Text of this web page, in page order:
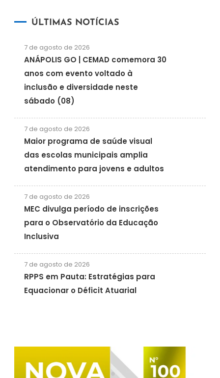
ÚLTIMAS NOTÍCIAS
7 de agosto de 2026
ANÁPOLIS GO | CEMAD comemora 30
anos com evento voltado à
inclusão e diversidade neste
sábado (08)
7 de agosto de 2026
Maior programa de saúde visual
das escolas municipais amplia
atendimento para jovens e adultos
7 de agosto de 2026
MEC divulga período de inscrições
para o Observatório da Educação
Inclusiva
7 de agosto de 2026
RPPS em Pauta: Estratégias para
Equacionar o Déficit Atuarial